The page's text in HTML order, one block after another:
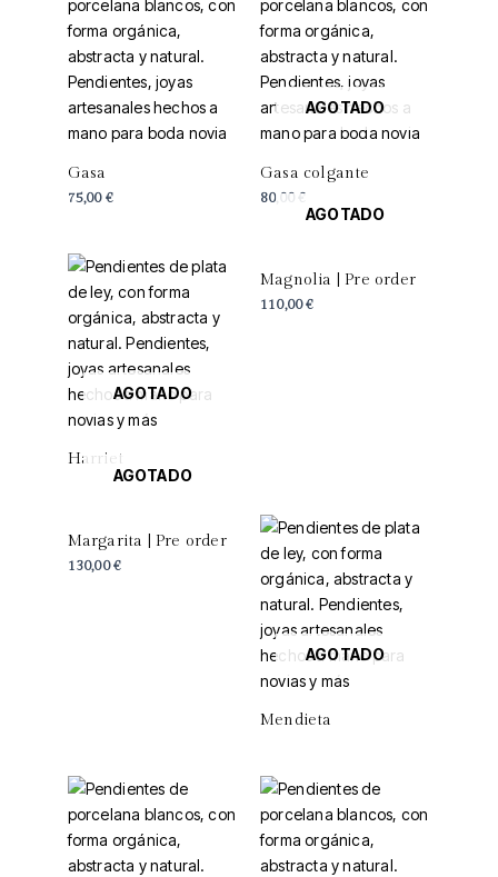
Gasa
75,00 €
AGOTADO
Gasa colgante
80,00 €
AGOTADO
Harriet
AGOTADO
Magnolia | Pre order
110,00€
AGOTADO
Margarita | Pre order
130,00€
AGOTADO
Mendieta